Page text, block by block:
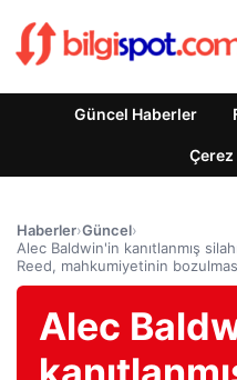
Güncel Haberler
Çerez
Haberler›Güncel›
Alec Baldwin'in kanıtlanmış
Reed, mahkumiyetinin
Alec